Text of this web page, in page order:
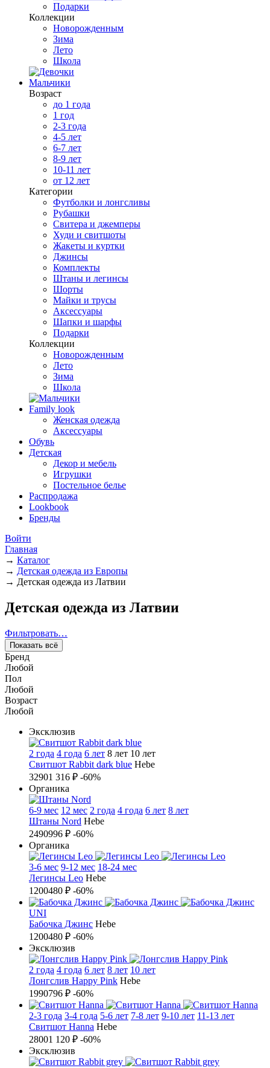
Подарки
Коллекции
Новорожденным
Зима
Лето
Школа
Мальчики
Возраст
до 1 года
1 год
2-3 года
4-5 лет
6-7 лет
8-9 лет
10-11 лет
от 12 лет
Категории
Футболки и лонгсливы
Рубашки
Свитера и джемперы
Худи и свитшоты
Жакеты и куртки
Джинсы
Комплекты
Штаны и легинсы
Шорты
Майки и трусы
Аксессуары
Шапки и шарфы
Подарки
Коллекции
Новорожденным
Лето
Зима
Школа
Family look
Женская одежда
Аксессуары
Обувь
Детская
Декор и мебель
Игрушки
Постельное белье
Распродажа
Lookbook
Бренды
Войти
Главная
→ Каталог
→ Детская одежда из Европы
→ Детская одежда из Латвии
Детская одежда из Латвии
Фильтровать…
Показать всё
Бренд
Любой
Пол
Любой
Возраст
Любой
Эксклюзив
2 года 4 года 6 лет 8 лет 10 лет
Свитшот Rabbit dark blue Hebe
32901 316 ₽ -60%
Органика
6-9 мес 12 мес 2 года 4 года 6 лет 8 лет
Штаны Nord Hebe
2490996 ₽ -60%
Органика
3-6 мес 9-12 мес 18-24 мес
Легинсы Leo Hebe
1200480 ₽ -60%
UNI
Бабочка Джинс Hebe
1200480 ₽ -60%
Эксклюзив
2 года 4 года 6 лет 8 лет 10 лет
Лонгслив Happy Pink Hebe
1990796 ₽ -60%
2-3 года 3-4 года 5-6 лет 7-8 лет 9-10 лет 11-13 лет
Свитшот Hanna Hebe
28001 120 ₽ -60%
Эксклюзив